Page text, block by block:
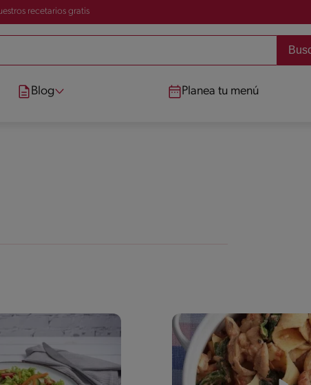
recetarios gratis
Blog Planea tu menú